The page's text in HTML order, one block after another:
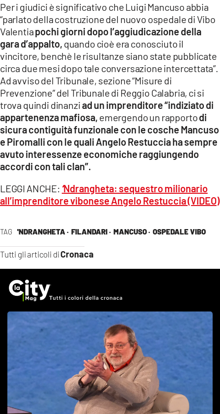
TAG 'NDRANGHETA · FILANDARI · MANCUSO · OSPEDALE VIBO
Tutti gli articoli diCronaca
Per i giudici è significativo che Luigi Mancuso abbia
“parlato della costruzione del nuovo ospedale di Vibo
Valentiapochi giorni dopo l’aggiudicazione della
gara d’appalto, quando cioè era conosciuto il
vincitore, benchè le risultanze siano state pubblicate
circa due mesi dopo tale conversazione intercettata”.
Ad avviso del Tribunale, sezione “Misure di
Prevenzione” del Tribunale di Reggio Calabria, ci si
trova quindi dinanziad un imprenditore “indiziato di
appartenenza mafiosa, emergendo un rapportodi
sicura contiguità funzionale con le cosche Mancuso
e Piromalli con le quali Angelo Restuccia ha sempre
avuto interessenze economiche raggiungendo
accordi con tali clan”.
LEGGI ANCHE: ‘Ndrangheta: sequestro milionario
all’imprenditore vibonese Angelo Restuccia (VIDEO)